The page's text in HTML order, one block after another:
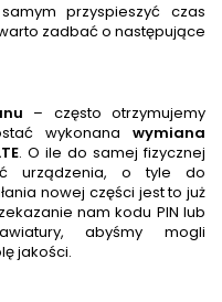
przyspieszyć czas
zadbać o następujące
– często otrzymujemy
wykonana wymiana
. O ile do samej fizycznej
urządzenia, o tyle do
nowej części jest to już
nam kodu PIN lub
abyśmy mogli
jakości.